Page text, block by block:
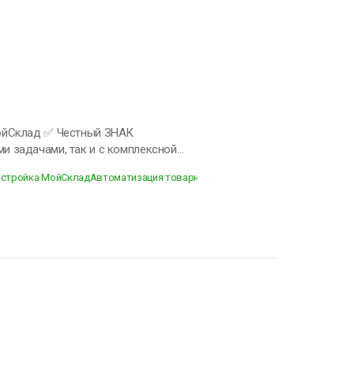
• обучение сотрудников В
ошибок сотрудников ✔
МойСкладАвтоматизация товарного учета